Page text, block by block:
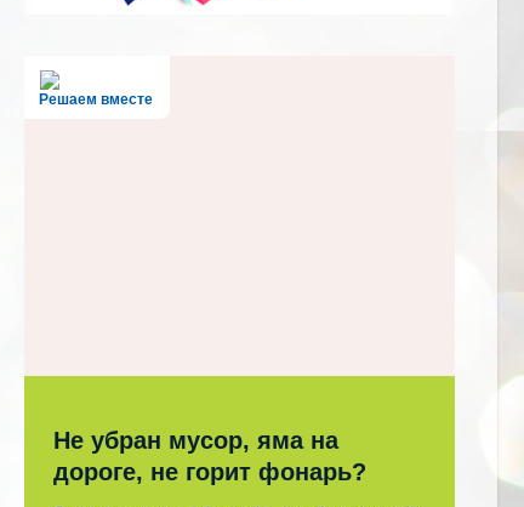
Решаем вместе
Не убран мусор, яма на
дороге, не горит фонарь?